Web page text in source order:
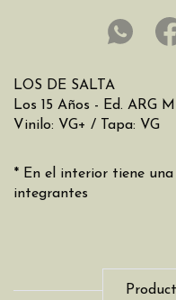
LOS DE SALTA
Los 15 Años - Ed. ARG
Vinilo: VG+ / Tapa: VG
* En el interior tiene
integrantes